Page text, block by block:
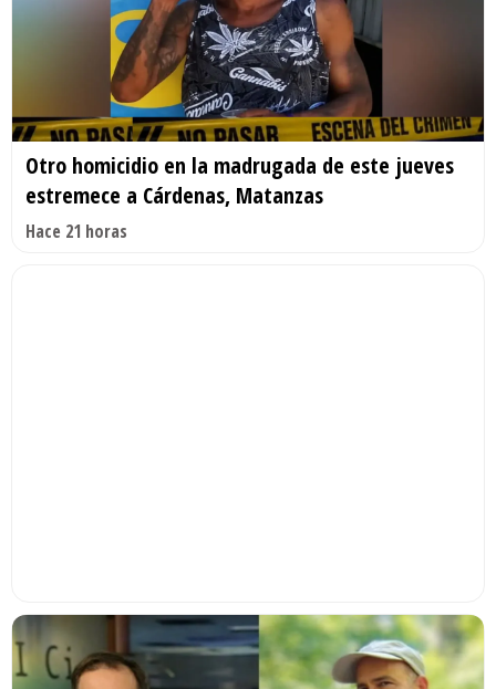
Otro homicidio en la madrugada de este jueves
estremece a Cárdenas, Matanzas
Hace 21 horas